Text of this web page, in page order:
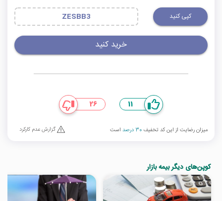
کپی کنید ZESBB3
خرید کنید
11
26
میزان رضایت از این کد تخفیف 30 درصد است گزارش عدم کارکرد
کوپن‌های دیگر بیمه بازار